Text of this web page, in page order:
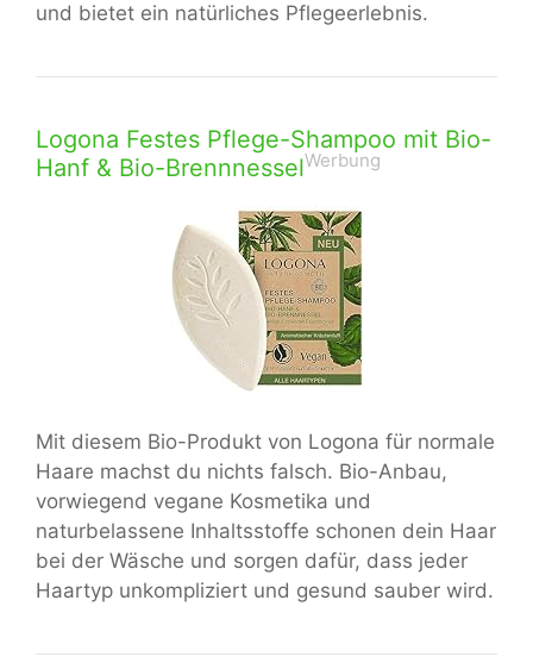
und bietet ein natürliches Pflegeerlebnis.
Logona Festes Pflege-Shampoo mit Bio-
Hanf & Bio-BrennnesselWerbung
Mit diesem Bio-Produkt von Logona für normale
Haare machst du nichts falsch. Bio-Anbau,
vorwiegend vegane Kosmetika und
naturbelassene Inhaltsstoffe schonen dein Haar
bei der Wäsche und sorgen dafür, dass jeder
Haartyp unkompliziert und gesund sauber wird.